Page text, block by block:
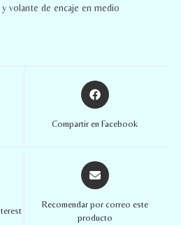
volante de encaje en medio
Compartir en Facebook
Recomendar por correo este
producto